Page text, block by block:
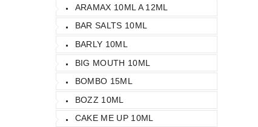
ARAMAX 10ML A 12ML
BAR SALTS 10ML
BARLY 10ML
BIG MOUTH 10ML
BOMBO 15ML
BOZZ 10ML
CAKE ME UP 10ML